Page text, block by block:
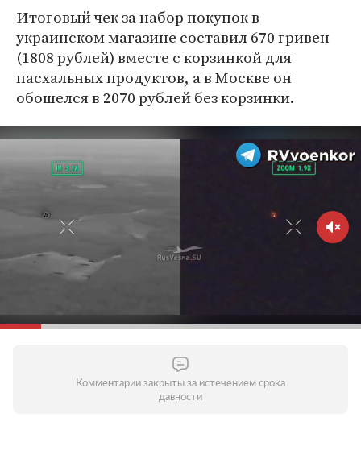
Итоговый чек за набор покупок в
украинском магазине составил 670 гривен
(1808 рублей) вместе с корзинкой для
пасхальных продуктов, а в Москве он
обошелся в 2070 рублей без корзинки.
Комментарии закрыты за истечением срока
давности